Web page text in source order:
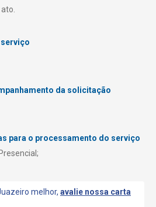
da solicitação
para o processamento do serviço
melhor, avalie nossa carta